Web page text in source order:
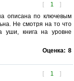
[ 1 ]
описана по ключевым
Не смотря на то что
уши, книга на уровне
Оценка: 8
[ 1 ]